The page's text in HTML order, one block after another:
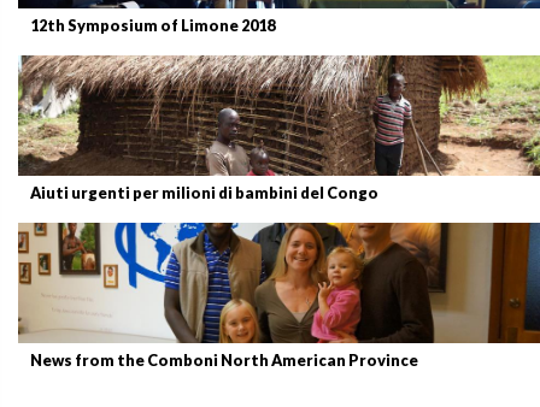
12th Symposium of Limone 2018
Aiuti urgenti per milioni di bambini del Congo
News from the Comboni North American Province